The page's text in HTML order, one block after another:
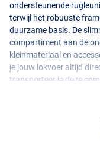
ondersteunende
terwijl het robuuste
duurzame basis. De
compartiment aan de
kleinmateriaal en
je jouw lokvoer altijd
transporteer je deze